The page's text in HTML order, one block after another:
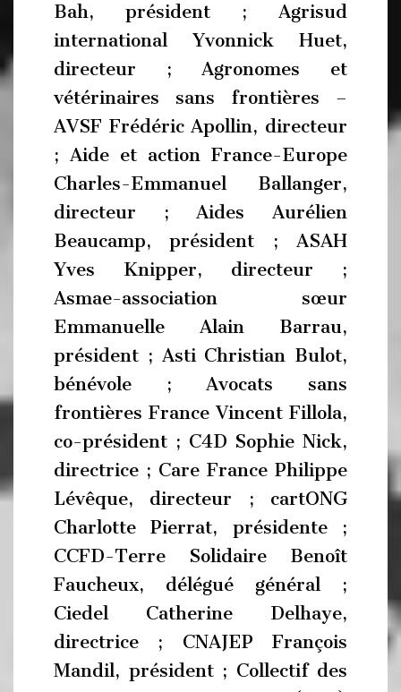
Bah, président ; Agrisud
international Yvonnick Huet,
directeur ; Agronomes et
vétérinaires sans frontières –
AVSF Frédéric Apollin, directeur
; Aide et action France-Europe
Charles-Emmanuel Ballanger,
directeur ; Aides Aurélien
Beaucamp, président ; ASAH
Yves Knipper, directeur ;
Asmae-association sœur
Emmanuelle Alain Barrau,
président ; Asti Christian Bulot,
bénévole ; Avocats sans
frontières France Vincent Fillola,
co-président ; C4D Sophie Nick,
directrice ; Care France Philippe
Lévêque, directeur ; cartONG
Charlotte Pierrat, présidente ;
CCFD-Terre Solidaire Benoît
Faucheux, délégué général ;
Ciedel Catherine Delhaye,
directrice ; CNAJEP François
Mandil, président ; Collectif des